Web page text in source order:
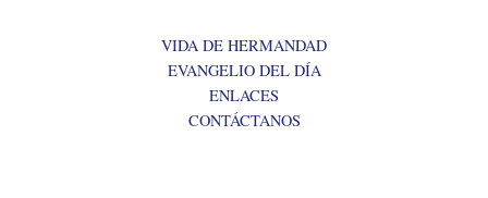
VIDA DE HERMANDAD
EVANGELIO DEL DÍA
ENLACES
CONTÁCTANOS